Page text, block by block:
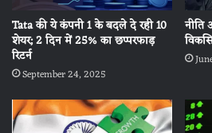
Tata की ये कंपनी 1 के बदले दे रही 10
शेयर; 2 दिन में 25% का छप्परफाड़
रिटर्न
September 24, 2025
नीति